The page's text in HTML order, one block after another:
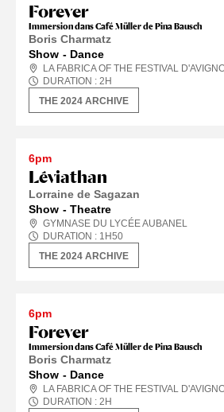
Forever
Immersion dans Café Müller de Pina Bausch
Boris Charmatz
Show
Dance
LA FABRICA OF THE FESTIVAL
DURATION : 2 H
THE 2024 ARCHIVE
Léviathan
Lorraine de Sagazan
6pm
Show Theatre
GYMNASE DU LYCÉE AUBANEL
DURATION : 1 H50
THE 2024 ARCHIVE
Forever
Immersion dans Café Müller de Pina Bausch
Boris Charmatz
6pm
Show Dance
LA FABRICA OF THE FESTIVAL
DURATION : 2 H